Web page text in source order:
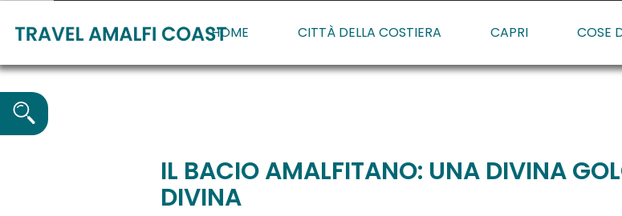
HOME CITTÀ DELLA COSTIERA CAPRI COSE
IL BACIO AMALFITANO: UNA DIVINA
DIVINA